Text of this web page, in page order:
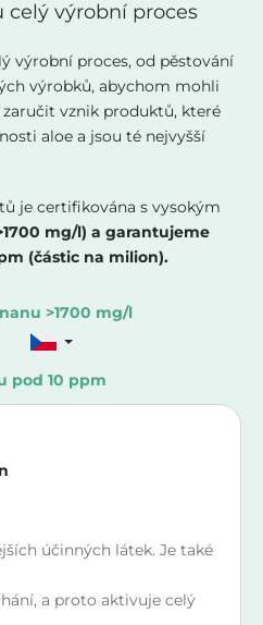
výrobní proces
výrobní proces, od pěstování
výrobků, abychom mohli
vznik produktů, které
aloe a jsou té nejvyšší
je certifikována s vysokým
mg/l) a garantujeme
(částic na milion).
>1700 mg/l
pod 10 ppm
účinných látek. Je také
a proto aktivuje celý